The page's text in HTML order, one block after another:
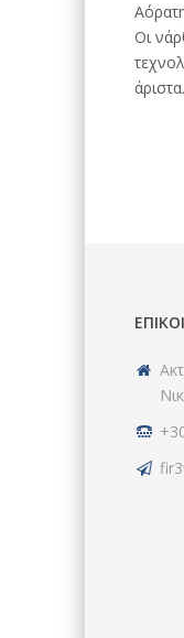
Οι